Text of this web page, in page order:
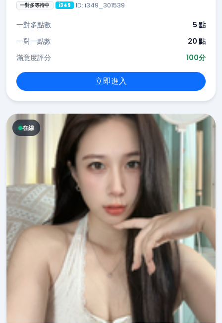
一對多等待中 i349 ID: i349_301539
一對多點數
5 點
一對一點數
20 點
滿意度評分
100分
立即進入
在線